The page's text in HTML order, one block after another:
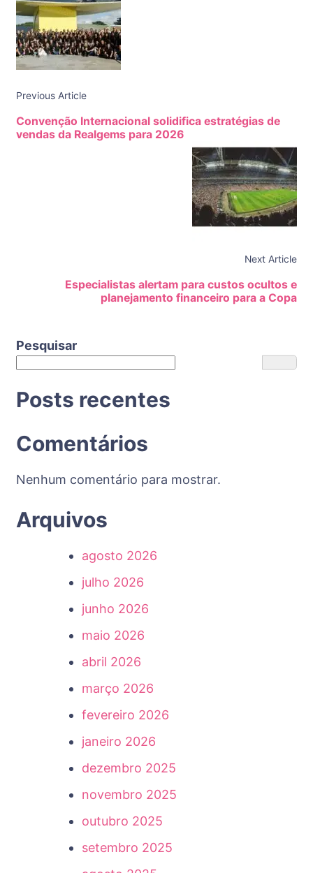
Previous Article
Convenção Internacional solidifica estratégias de
vendas da Realgems para 2026
Next Article
Especialistas alertam para custos ocultos e
planejamento financeiro para a Copa
Pesquisar
Posts recentes
Comentários
Nenhum comentário para mostrar.
Arquivos
agosto 2026
julho 2026
junho 2026
maio 2026
abril 2026
março 2026
fevereiro 2026
janeiro 2026
dezembro 2025
novembro 2025
outubro 2025
setembro 2025